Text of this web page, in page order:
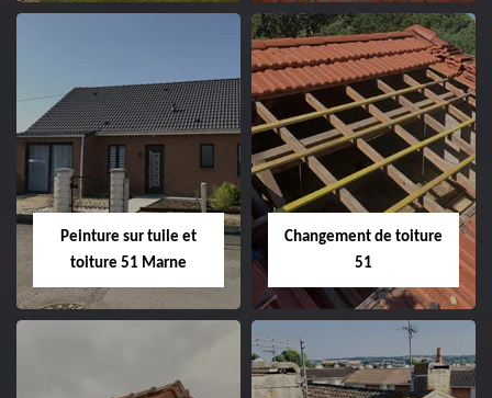
Peintre et peinture
de façade 51
Hydrofuge toiture
51
Peinture sur tuile et
toiture 51 Marne
Changement de toiture
51